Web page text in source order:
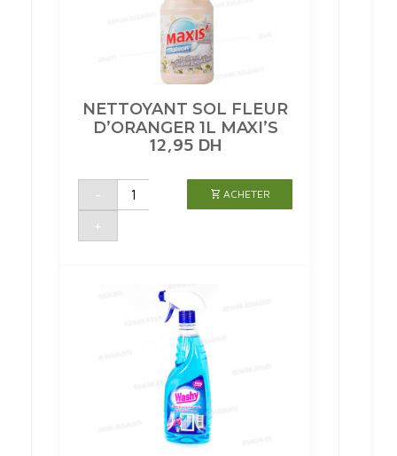
NETTOYANT SOL FLEUR
D’ORANGER 1L MAXI’S
12,95 DH
-
quantité
NETTOYANT
D'ORANGER
+
ACHETER